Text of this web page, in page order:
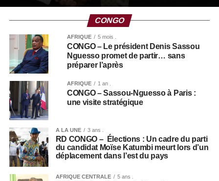
CONGO
AFRIQUE 5 mois .
CONGO – Le président Denis Sassou
Nguesso promet de partir… sans
préparer l’après
AFRIQUE 1 an .
CONGO – Sassou-Nguesso à Paris :
une visite stratégique
A LA UNE 3 ans .
RD CONGO – Élections : Un cadre du parti
du candidat Moïse Katumbi meurt lors d’un
déplacement dans l’est du pays
AFRIQUE CENTRALE 5 ans .